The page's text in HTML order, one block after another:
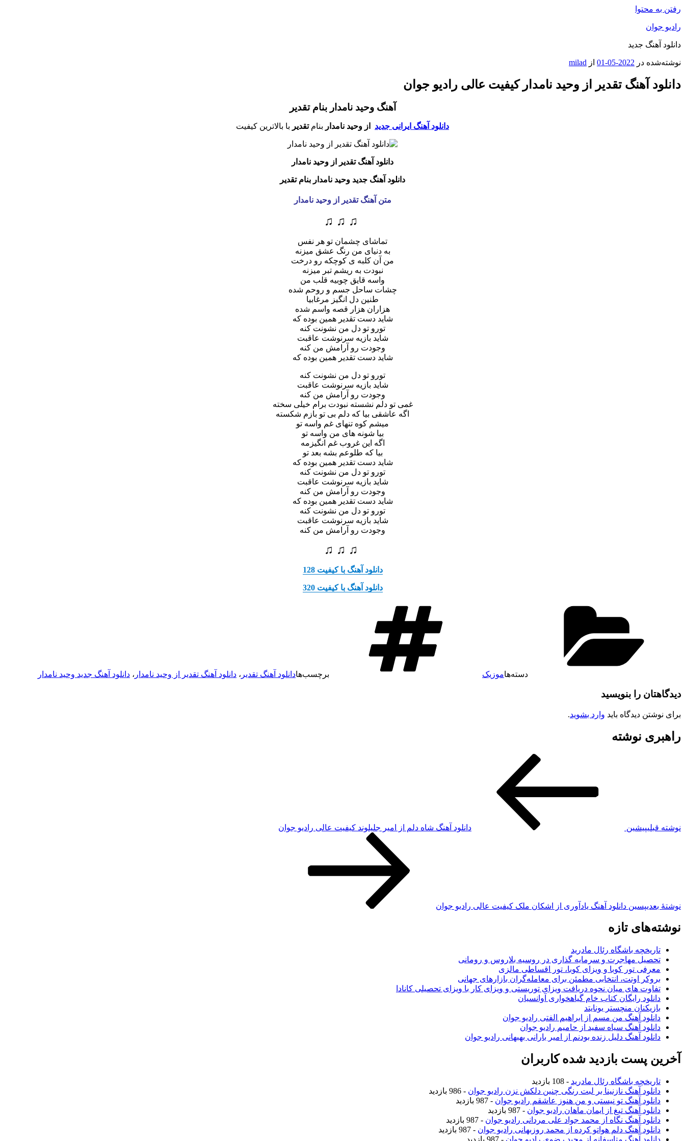
رفتن به محتوا
رادیو جوان
دانلود آهنگ جدید
نوشته‌شده در 2022-05-01 از milad
دانلود آهنگ تقدیر از وحید نامدار کیفیت عالی رادیو جوان
آهنگ وحید نامدار بنام تقدیر
دانلود آهنگ ایرانی جدید از وحید نامدار بنامتقدیر با بالاترین کیفیت
دانلود آهنگ تقدیر از وحید نامدار
دانلود آهنگ جدید وحید نامدار بنام تقدیر
متن آهنگ تقدیر از وحید نامدار
♫ ♫ ♫
تماشای چشمان تو هر نفس
به دنیای من رنگ عشق میزنه
من آن کلبه ی کوچکه رو درخت
نبودت به ریشم تبر میزنه
واسه قایق چوبیه قلب من
چشات ساحل جسم و روحم شده
طنین دل انگیز مرغابیا
هزاران هزار قصه واسم شده
شاید دست تقدیر همین بوده که
تورو تو دل من نشونت کنه
شاید بازیه سرنوشت عاقبت
وجودت رو آرامش من کنه
شاید دست تقدیر همین بوده که
تورو تو دل من نشونت کنه
شاید بازیه سرنوشت عاقبت
وجودت رو آرامش من کنه
غمی تو دلم نشسته نبودت برام خیلی سخته
اگه عاشقی بیا که دلم بی تو بازم شکسته
میشم کوه تنهای غم واسه تو
بیا شونه های من واسه تو
اگه این غروب غم انگیزمه
بیا که طلوعم بشه بعد تو
شاید دست تقدیر همین بوده که
تورو تو دل من نشونت کنه
شاید بازیه سرنوشت عاقبت
وجودت رو آرامش من کنه
شاید دست تقدیر همین بوده که
تورو تو دل من نشونت کنه
شاید بازیه سرنوشت عاقبت
وجودت رو آرامش من کنه
♫ ♫ ♫
دانلود آهنگ با کیفیت 128
دانلود آهنگ با کیفیت 320
دسته‌هاموزیک برچسب‌هادانلود آهنگ تقدیر ، دانلود آهنگ تقدیر از وحید نامدار ، دانلود آهنگ جدید وحید نامدار
دیدگاهتان را بنویسید
برای نوشتن دیدگاه باید وارد بشوید.
راهبری نوشته
نوشته قبلیپیشین دانلود آهنگ شاه دلم از امیر جلیلوند کیفیت عالی رادیو جوان
نوشته‌ٔ بعدیپسین دانلود آهنگ یادآوری از اشکان ملک کیفیت عالی رادیو جوان
نوشته‌های تازه
تاریخچه باشگاه رئال مادرید
تحصیل مهاجرت و سرمایه گذاری در روسیه بلاروس و رومانی
معرفی تور کوبا و ویزای کوبا، تور اقساطی مالزی
بروکر اوتت، انتخابی مطمئن برای معامله‌گران بازارهای جهانی
تفاوت های میان نحوه دریافت ویزای توریستی و ویزای کار با ویزای تحصیلی کانادا
دانلود رایگان کتاب خام گیاهخواری آوانسیان
بازیکنان منچستر یونایتد
دانلود آهنگ من مسم از ابراهیم الفتی رادیو جوان
دانلود آهنگ سیاه سفید از حامیم رادیو جوان
دانلود آهنگ دلیل زنده بودنم از امیر بارانی بهبهانی رادیو جوان
آخرین پست بازدید شده کاربران
تاریخچه باشگاه رئال مادرید - 108 بازدید
دانلود آهنگ نازنینا بر لبت رنگی چنین دلکش نزن رادیو جوان - 986 بازدید
دانلود آهنگ تو نیستی و من هنوز عاشقم رادیو جوان - 987 بازدید
دانلود آهنگ تیغ از ایمان ماهان رادیو جوان - 987 بازدید
دانلود آهنگ نگاه از محمد جواد علی مردانی رادیو جوان - 987 بازدید
دانلود آهنگ دلم هواتو کرده از محمد روزبهانی رادیو جوان - 987 بازدید